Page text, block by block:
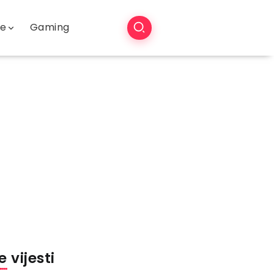
Gaming
vijesti